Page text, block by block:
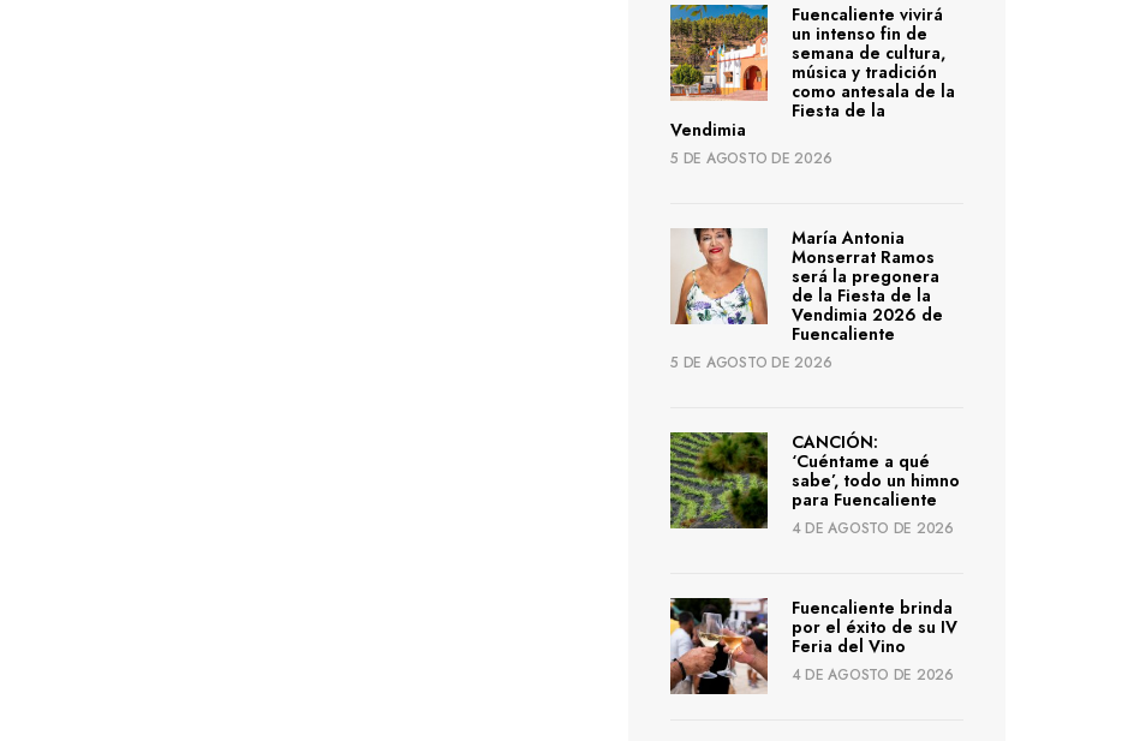
Fuencaliente vivirá
un intenso fin de
semana de cultura,
música y tradición
como antesala de la
Fiesta de la
Vendimia
5 DE AGOSTO DE 2026
María Antonia
Monserrat Ramos
será la pregonera
de la Fiesta de la
Vendimia 2026 de
Fuencaliente
5 DE AGOSTO DE 2026
CANCIÓN:
‘Cuéntame a qué
sabe’, todo un himno
para Fuencaliente
4 DE AGOSTO DE 2026
Fuencaliente brinda
por el éxito de su IV
Feria del Vino
4 DE AGOSTO DE 2026